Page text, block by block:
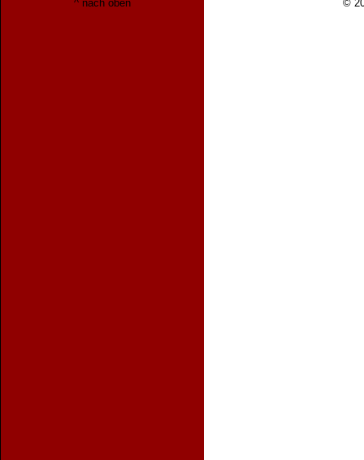
^ nach oben ©